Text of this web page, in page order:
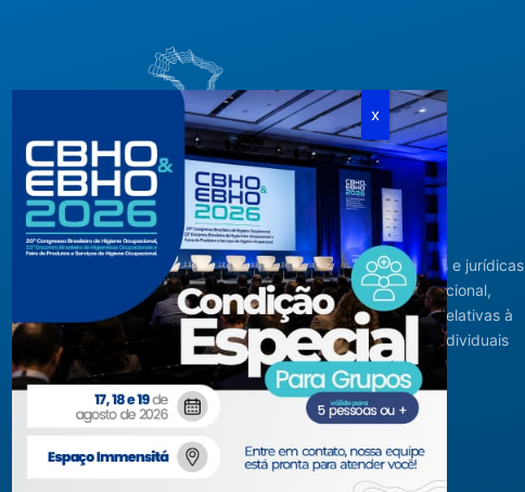
Criada em agosto de 1994, congrega pessoas físicas e jurídicas
com interesses relacionados à área de higiene ocupacional,
tendo sido constituída para fins de estudos e ações relativas à
higiene ocupacional e representação de interesses individuais
ou coletivos dos higienistas.
Acompanhe-nos em nossas redes sociais!